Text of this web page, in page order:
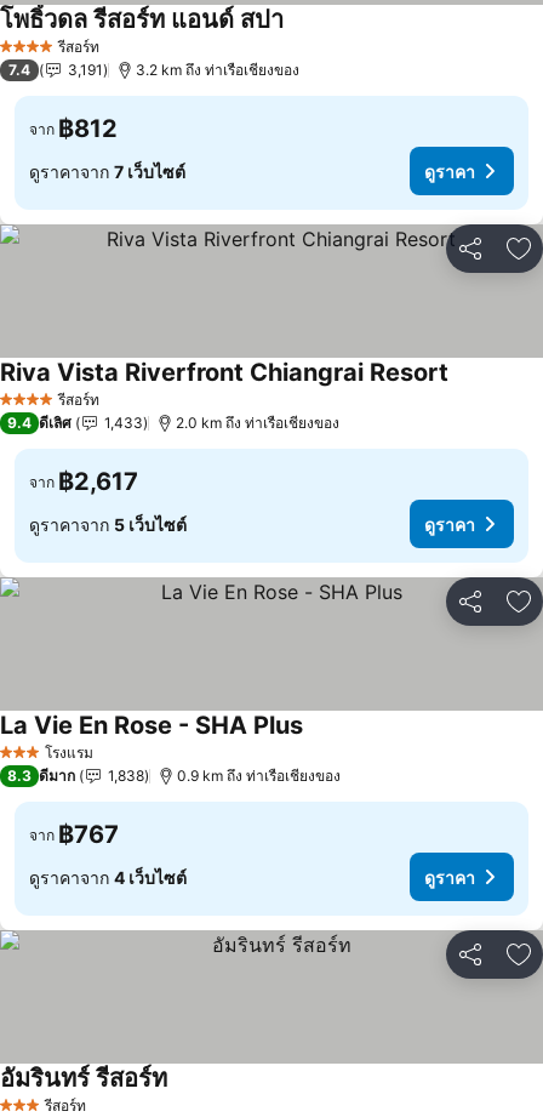
4 ดาว รีสอร์ท
โพธิ์วดล รีสอร์ท แอนด์ สปา
7.4 3,191 3.2 km ถึง ท่าเรือเชียงของ
จาก ฿812
ดูราคาจาก 7 เว็บไซต์ ดูราคา
แชร์ เ
4 ดาว รีสอร์ท
Riva Vista Riverfront Chiangrai Resort
9.4 ดีเลิศ 1,433 2.0 km ถึง ท่าเรือเชียงของ
จาก ฿2,617
ดูราคาจาก 5 เว็บไซต์ ดูราคา
แชร์ เ
3 ดาว โรงแรม
La Vie En Rose - SHA Plus
8.3 ดีมาก 1,838 0.9 km ถึง ท่าเรือเชียงของ
จาก ฿767
ดูราคาจาก 4 เว็บไซต์ ดูราคา
แชร์ เ
3 ดาว รีสอร์ท
อัมรินทร์ รีสอร์ท